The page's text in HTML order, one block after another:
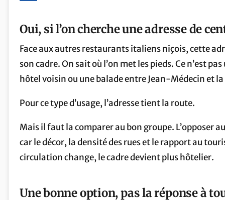
Oui, si l’on cherche une adresse de
Face aux autres restaurants italiens niçois, cette
son cadre. On sait où l’on met les pieds. Ce n’est
hôtel voisin ou une balade entre Jean-Médecin et
Pour ce type d’usage, l’adresse tient la route.
Mais il faut la comparer au bon groupe. L’opposer
car le décor, la densité des rues et le rapport au
circulation change, le cadre devient plus hôtelier.
Une bonne option, pas la réponse à